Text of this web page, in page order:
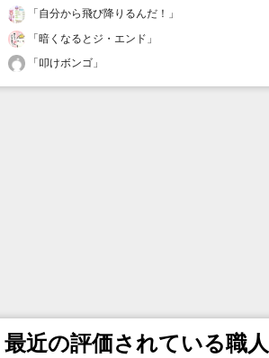
「自分から飛び降りるんだ！ 」
「暗くなるとジ・エンド 」
「叩けボンゴ 」
最近の評価されている職人